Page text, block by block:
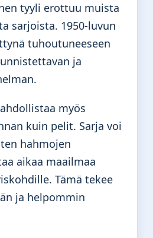
tyyli erottuu muista
sarjoista. 1950-luvun
tuhoutuneeseen
ja
myös
kuin pelit. Sarja voi
hahmojen
aikaa maailmaa
Tämä tekee
ja helpommin